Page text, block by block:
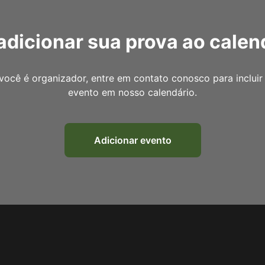
sua prova ao
é organizador, entre em contato conosco para incluir
evento em nosso calendário.
Adicionar evento